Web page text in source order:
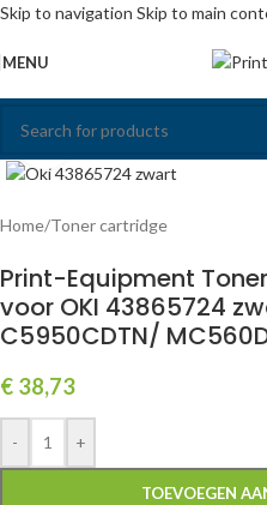
Skip to navigation Skip to main
MENU
Click to enlarge
Home/Toner cartridge
Print-Equipment
voor OKI 43865724
C5950CDTN/
€ 38,73
- +
TOEVOEGEN